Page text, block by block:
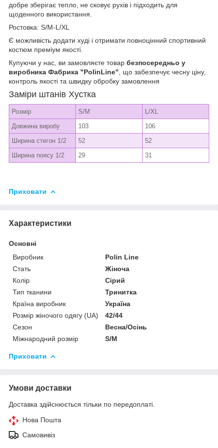
добре зберігає тепло, не сковує рухів і підходить для
щоденного використання.
Ростовка: S/M-L/XL
Є можливість додати худі і отримати повноцінний спортивний
костюм преміум якості.
Купуючи у нас, ви замовляєте товар безпосередньо у
виробника Фабрика "PolinLine" , що забезпечує чесну ціну,
контроль якості та швидку обробку замовлення
Заміри штанів Хустка
Розмір S/M
L/XL
Довжина виробу
103
106
Ширина стегон 1/2
52
52
Ширина поясу 1/2
29 31
Приховати
Характеристики
Основні
Виробник
Polin Line
Стать
Жіноча
Колір
Сірий
Тип тканини
Тринитка
Країна виробник
Україна
Розмір жіночого одягу (UA)
42/44
Сезон
Весна/Осінь
Міжнародний розмір
S/M
Приховати
Умови доставки
Доставка здійснюється тільки по передоплаті.
Нова Пошта
Самовивіз